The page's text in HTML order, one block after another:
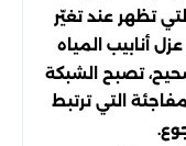
تظهر عند تغيّر
أنابيب المياه
تصبح الشبكة
التي ترتبط